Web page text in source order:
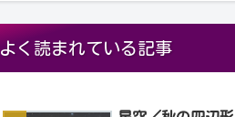
よく読まれている記事